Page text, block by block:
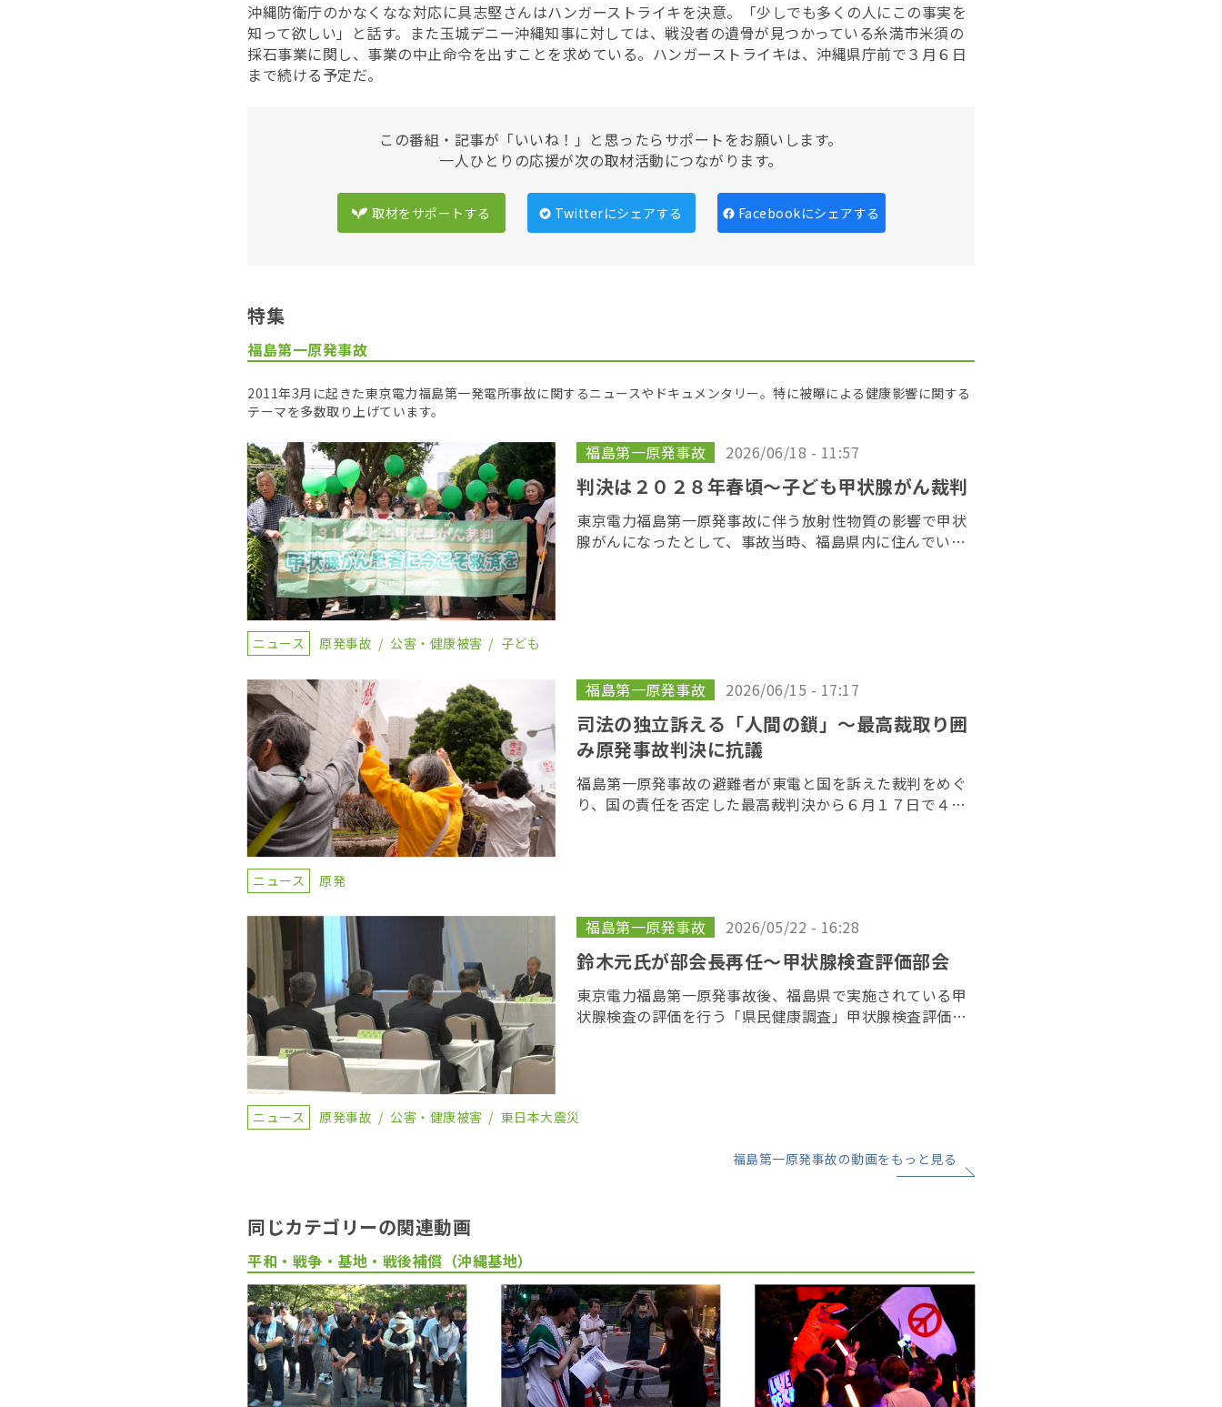
沖縄防衛庁のかなくなな対応に具志堅さんはハンガーストライキを決意。「少しでも多くの人にこの事実を
知って欲しい」と話す。また玉城デニー沖縄知事に対しては、戦没者の遺骨が見つかっている糸満市米須の
採石事業に関し、事業の中止命令を出すことを求めている。ハンガーストライキは、沖縄県庁前で３月６日
まで続ける予定だ。
この番組・記事が「いいね！」と思ったらサポートをお願いします。
一人ひとりの応援が次の取材活動につながります。
取材をサポートする Twitterにシェアする Facebookにシェアする
特集
福島第一原発事故
2011年3月に起きた東京電力福島第一発電所事故に関するニュースやドキュメンタリー。特に被曝による健康影響に関する
テーマを多数取り上げています。
福島第一原発事故 2026/06/18 - 11:57
判決は２０２８年春頃〜子ども甲状腺がん裁判
東京電力福島第一原発事故に伴う放射性物質の影響で甲状
腺がんになったとして、事故当時、福島県内に住んでいた
ニュース 原発事故 公害・健康被害 子ども
福島第一原発事故 2026/06/15 - 17:17
司法の独立訴える「人間の鎖」〜最高裁取り囲
み原発事故判決に抗議
福島第一原発事故の避難者が東電と国を訴えた裁判をめぐ
り、国の責任を否定した最高裁判決から６月１７日で４年
ニュース 原発
福島第一原発事故 2026/05/22 - 16:28
鈴木元氏が部会長再任〜甲状腺検査評価部会
東京電力福島第一原発事故後、福島県で実施されている甲
状腺検査の評価を行う「県民健康調査」甲状腺検査評価部
ニュース 原発事故 公害・健康被害 東日本大震災
福島第一原発事故の動画をもっと見る
同じカテゴリーの関連動画
平和・戦争・基地・戦後補償（沖縄基地）